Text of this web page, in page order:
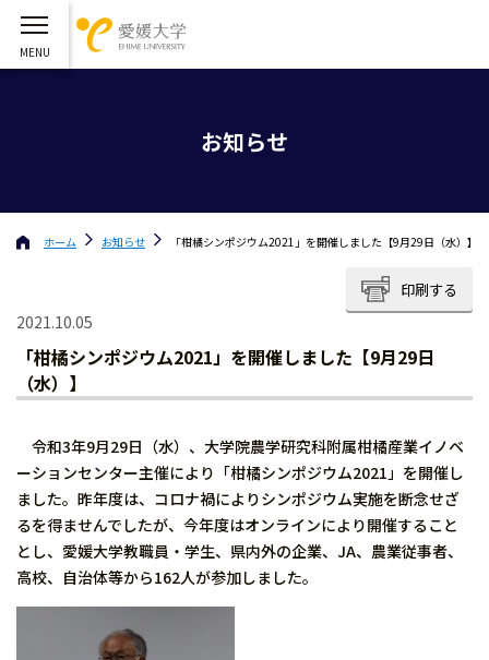
お知らせ
ホーム お知らせ 「柑橘シンポジウム2021」を開催しました【9月29日（水）】
印刷する
2021.10.05
「柑橘シンポジウム2021」を開催しました【9月29日
（水）】
令和3年9月29日（水）、大学院農学研究科附属柑橘産業イノベ
ーションセンター主催により「柑橘シンポジウム2021」を開催し
ました。昨年度は、コロナ禍によりシンポジウム実施を断念せざ
るを得ませんでしたが、今年度はオンラインにより開催すること
とし、愛媛大学教職員・学生、県内外の企業、JA、農業従事者、
高校、自治体等から162人が参加しました。